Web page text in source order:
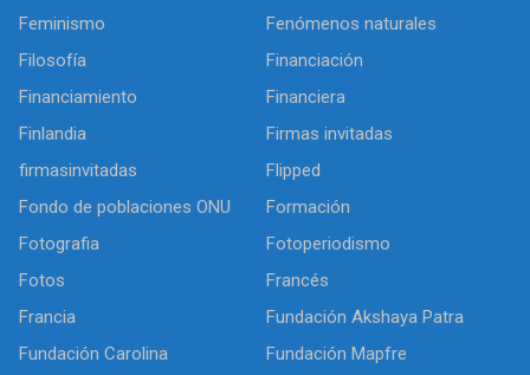
Feminismo
Fenómenos naturales
Filosofía
Financiación
Financiamiento
Financiera
Finlandia
Firmas invitadas
firmasinvitadas
Flipped
Fondo de poblaciones ONU
Formación
Fotografia
Fotoperiodismo
Fotos
Francés
Francia
Fundación Akshaya Patra
Fundación Carolina
Fundación Mapfre